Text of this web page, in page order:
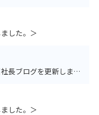
した。＞
「有酸素運動と無酸素運動」＜社長ブログを更新しました。＞
した。＞